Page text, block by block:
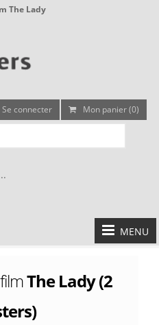
The Lady
Se connecter Mon panier (0)
MENU
The Lady (2